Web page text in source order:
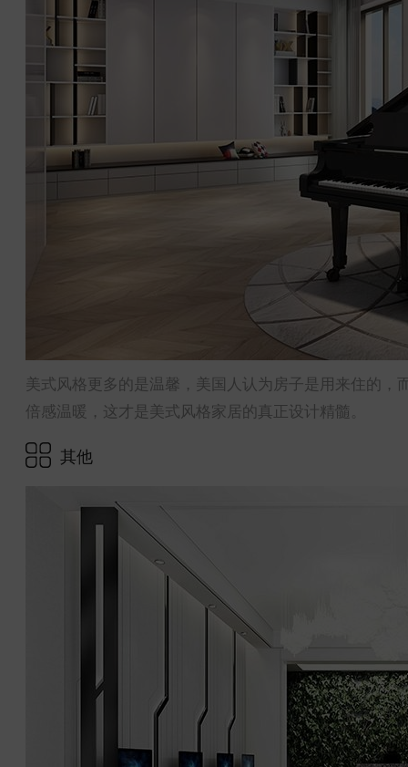
美式风格更多的是温馨，美国人认为房子是用来住的
倍感温暖，这才是美式风格家居的真正设计精髓。
其他